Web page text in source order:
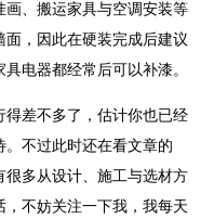
、搬运家具与空调安装等
，因此在硬装完成后建议
电器都经常后可以补漆。
差不多了，估计你也已经
不过此时还在看文章的
多从设计、施工与选材方
不妨关注一下我，我每天